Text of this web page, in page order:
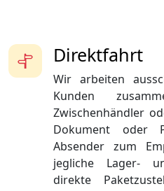
Direktfahrt
Wir arbeiten
Kunden
Zwischenhändler
Dokument oder
Absender zum
jegliche Lager-
direkte